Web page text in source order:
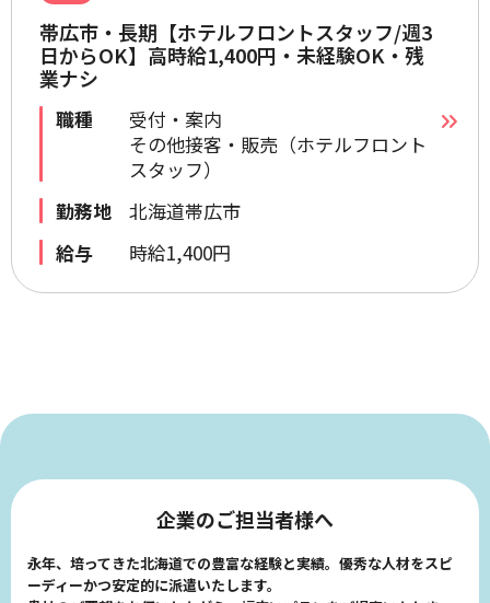
帯広市・長期【ホテルフロントスタッフ/週3
日からOK】高時給1,400円・未経験OK・残
業ナシ
職種
受付・案内
その他接客・販売（ホテルフロント
スタッフ）
勤務地
北海道帯広市
給与
時給1,400円
企業のご担当者様へ
永年、培ってきた北海道での豊富な経験と実績。優秀な人材をスピ
ーディーかつ安定的に派遣いたします。